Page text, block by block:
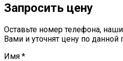
Запросить цену
Оставьте номер телефона,
Вами и уточнят цену по данной
Имя *